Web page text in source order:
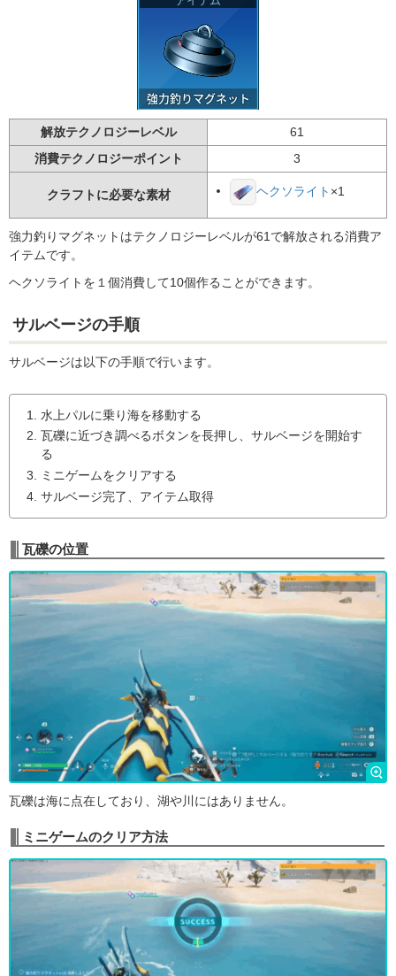
解放テクノロジーレベル
61
消費テクノロジーポイント
3
クラフトに必要な素材 ヘクソライト ×1
強力釣りマグネットはテクノロジーレベルが61で解放される消費ア
イテムです。
ヘクソライトを１個消費して10個作ることができます。
サルベージの手順
サルベージは以下の手順で行います。
水上パルに乗り海を移動する
瓦礫に近づき調べるボタンを長押し、サルベージを開始す
る
ミニゲームをクリアする
サルベージ完了、アイテム取得
瓦礫の位置
瓦礫は海に点在しており、湖や川にはありません。
ミニゲームのクリア方法